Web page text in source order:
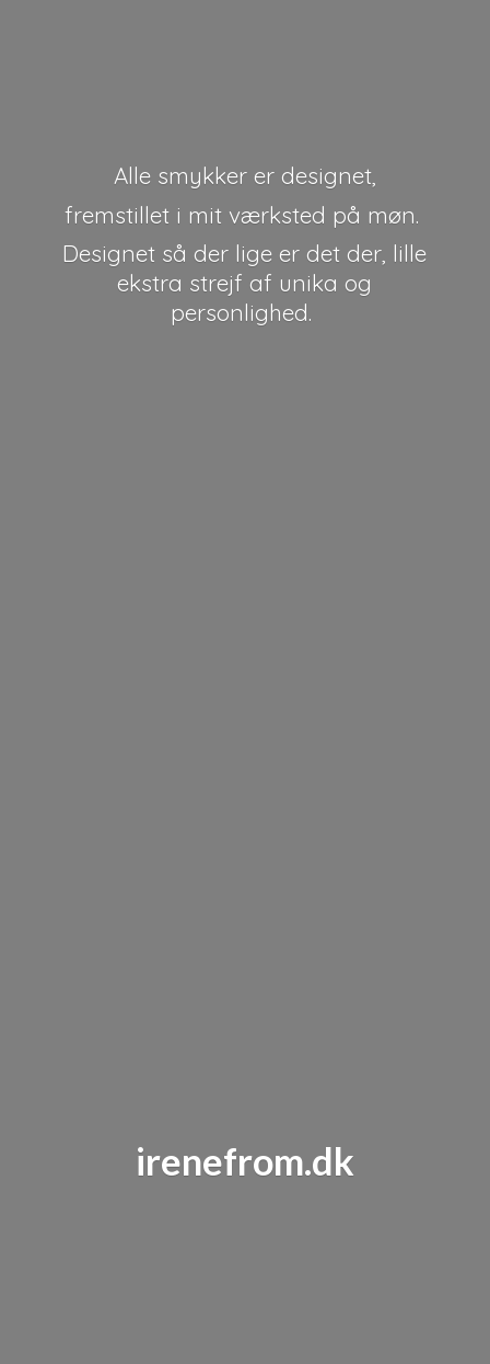
irenefrom.dk
Alle smykker er designet,
fremstillet i mit værksted på møn.
Designet så der lige er det der, lille
ekstra strejf af unikaog
personlighed.